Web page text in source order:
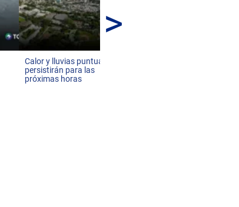
Calor y lluvias puntuales
persistirán para las
próximas horas
>